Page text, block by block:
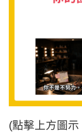
(點擊上方圖